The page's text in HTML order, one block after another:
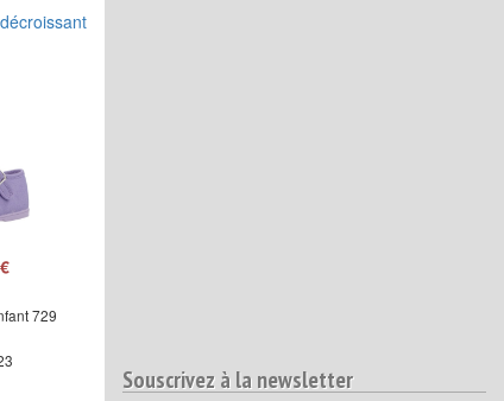
729
Souscrivez à la newsletter